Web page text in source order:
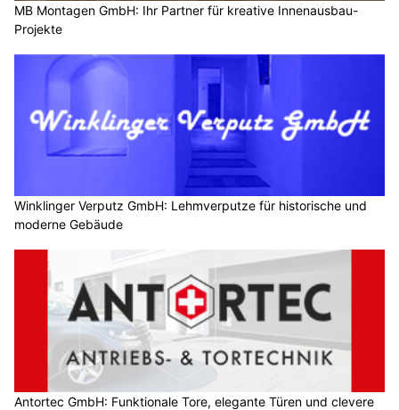
MB Montagen GmbH: Ihr Partner für kreative Innenausbau-
Projekte
Winklinger Verputz GmbH: Lehmverputze für historische und
moderne Gebäude
Antortec GmbH: Funktionale Tore, elegante Türen und clevere